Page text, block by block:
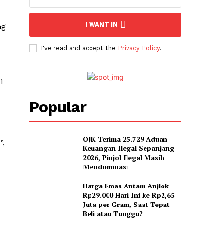
I WANT IN
I've read and accept the Privacy Policy.
Popular
OJK Terima 25.729 Aduan
Keuangan Ilegal Sepanjang
2026, Pinjol Ilegal Masih
Mendominasi
Harga Emas Antam Anjlok
Rp29.000 Hari Ini ke Rp2,65
Juta per Gram, Saat Tepat
Beli atau Tunggu?